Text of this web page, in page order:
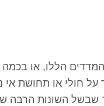
הללו, או בכמה
על חולי או תחושת אי
שבשל השונות הרבה